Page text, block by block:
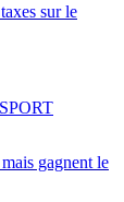
sur le
gagnent le